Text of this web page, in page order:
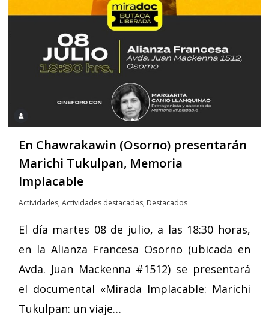
En Chawrakawin (Osorno) presentarán
Marichi Tukulpan, Memoria
Implacable
Actividades,Actividades destacadas, Destacados
El día martes 08 de julio, a las 18:30 horas,
en la Alianza Francesa Osorno (ubicada en
Avda. Juan Mackenna #1512) se presentará
el documental «Mirada Implacable: Marichi
Tukulpan: un viaje…